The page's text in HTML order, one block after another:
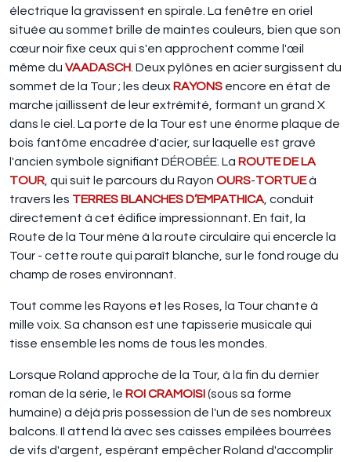
électrique la gravissent en spirale. La fenêtre en oriel
située au sommet brille de maintes couleurs, bien que son
cœur noir fixe ceux qui s'en approchent comme l'œil
même du VAADASCH. Deux pylônes en acier surgissent du
sommet de la Tour ; les deux RAYONS encore en état de
marche jaillissent de leur extrémité, formant un grand X
dans le ciel. La porte de la Tour est une énorme plaque de
bois fantôme encadrée d'acier, sur laquelle est gravé
l'ancien symbole signifiant DÉROBÉE. La ROUTE DE LA
TOUR, qui suit le parcours du Rayon OURS-TORTUEà
travers les TERRES BLANCHES D’EMPATHICA, conduit
directement à cet édifice impressionnant. En fait, la
Route de la Tour mène à la route circulaire qui encercle la
Tour - cette route qui paraît blanche, sur le fond rouge du
champ de roses environnant.
Tout comme les Rayons et les Roses, la Tour chante à
mille voix. Sa chanson est une tapisserie musicale qui
tisse ensemble les noms de tous les mondes.
Lorsque Roland approche de la Tour, à la fin du dernier
roman de la série, le ROI CRAMOISI(sous sa forme
humaine) a déjà pris possession de l'un de ses nombreux
balcons. Il attend là avec ses caisses empilées bourrées
de vifs d'argent, espérant empêcher Roland d'accomplir